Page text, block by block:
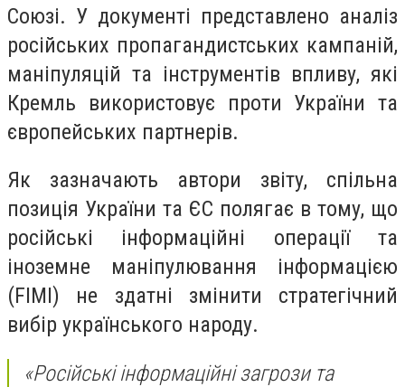
Союзі. У документі представлено аналіз
російських пропагандистських кампаній,
маніпуляцій та інструментів впливу, які
Кремль використовує проти України та
європейських партнерів.
Як зазначають автори звіту, спільна
позиція України та ЄС полягає в тому, що
російські інформаційні операції та
іноземне маніпулювання інформацією
(FIMI) не здатні змінити стратегічний
вибір українського народу.
«Російські інформаційні загрози та